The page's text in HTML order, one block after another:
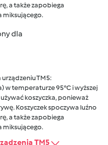
a także zapobiega
miksującego.
dla
urządzeniu TM5:
w temperaturze 95°C i wyższej
koszyczka, ponieważ
Koszyczek spoczywa luźno
a także zapobiega
miksującego.
TM5